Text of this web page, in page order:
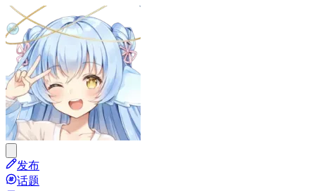
发布
话题